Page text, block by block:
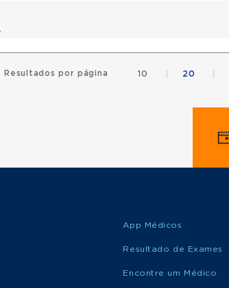
Resultados por página 10 20
App Médicos
Resultado de Exames
Encontre um Médico